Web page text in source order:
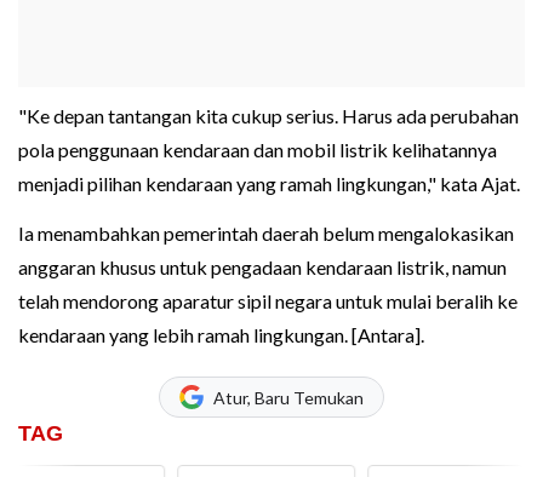
"Ke depan tantangan kita cukup serius. Harus ada perubahan
pola penggunaan kendaraan dan mobil listrik kelihatannya
menjadi pilihan kendaraan yang ramah lingkungan," kata Ajat.
Ia menambahkan pemerintah daerah belum mengalokasikan
anggaran khusus untuk pengadaan kendaraan listrik, namun
telah mendorong aparatur sipil negara untuk mulai beralih ke
kendaraan yang lebih ramah lingkungan. [Antara].
Atur, Baru Temukan
TAG